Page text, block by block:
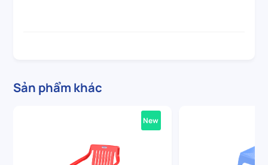
Sản phẩm khác
New